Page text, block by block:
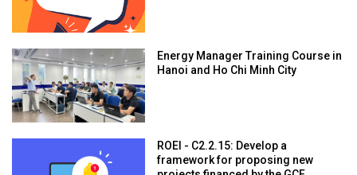
Energy Manager Training Course in
Hanoi and Ho Chi Minh City
ROEI - C2.2.15: Develop a
framework for proposing new